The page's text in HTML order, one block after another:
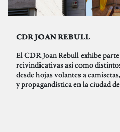
CDR JOAN REBULL
El CDR Joan Rebull exhibe
reivindicativas así como
desde hojas volantes a
y propagandística en la ciudad